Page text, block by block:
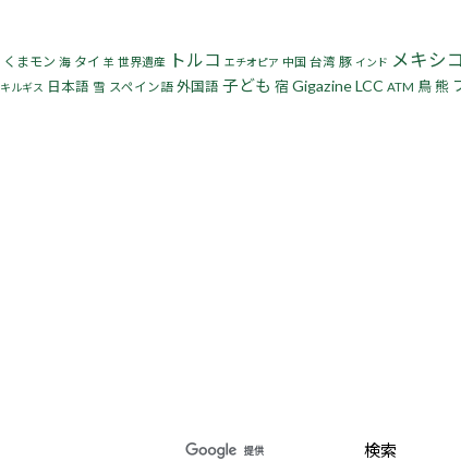
くまモン 海 タイ 羊 世界遺産 トルコ エチオピア 中国 台湾 豚 インド メキシコ
キルギス 日本語 雪 スペイン語 外国語 子ども 宿 GigazineLCC ATM 鳥熊